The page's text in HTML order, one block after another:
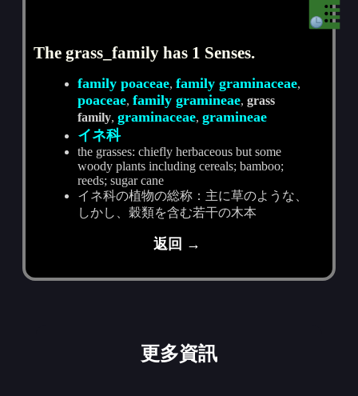
The grass_family has 1 Senses.
family poaceae,family graminaceae,
poaceae,family gramineae,grass
family,graminaceae,gramineae
イネ科
the grasses: chiefly herbaceous but some
woody plants including cereals; bamboo;
reeds; sugar cane
イネ科の植物の総称：主に草のような、
しかし、穀類を含む若干の木本
返回 →
更多資訊